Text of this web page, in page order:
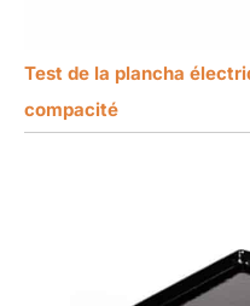
Test de la plancha
compacité